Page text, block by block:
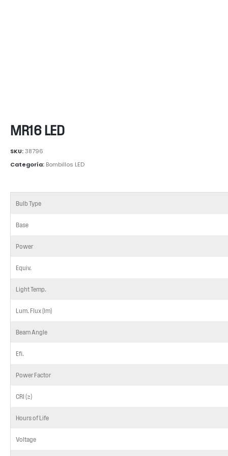
MR16 LED
SKU:38796
Categoría: Bombillos LED
Bulb Type
Base
Power
Equiv.
Light Temp.
Lum. Flux (lm)
Beam Angle
Efi.
Power Factor
CRI (≥)
Hours of Life
Voltage